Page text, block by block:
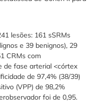
lesões: 161 sSRMs
e 39 benignos), 29
CRMs com
de fase arterial <córtex
de 97,4% (38/39)
(VPP) de 98,2%
foi de 0,95.